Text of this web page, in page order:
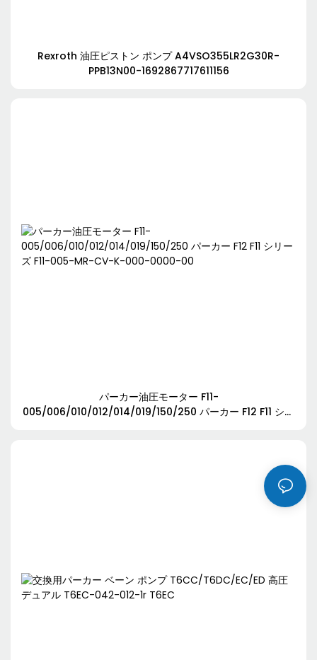
Rexroth 油圧ピストン ポンプ A4VSO355LR2G30R-
PPB13N00-1692867717611156
パーカー油圧モーター F11-
005/006/010/012/014/019/150/250 パーカー F12 F11 シリ